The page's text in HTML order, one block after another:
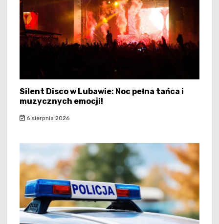
Silent Disco w Lubawie: Noc pełna tańca i
muzycznych emocji!
6 sierpnia 2026